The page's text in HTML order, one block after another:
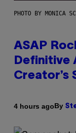
PHOTO BY MONICA
ASAP
Definitive
Creator’s
4 hours agoBy